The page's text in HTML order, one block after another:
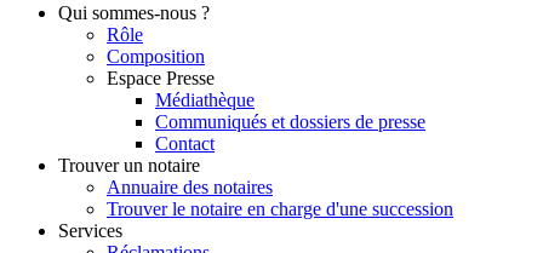
Qui sommes-nous ?
Rôle
Composition
Espace Presse
Médiathèque
Communiqués et dossiers de presse
Contact
Trouver un notaire
Annuaire des notaires
Trouver le notaire en charge d'une succession
Services